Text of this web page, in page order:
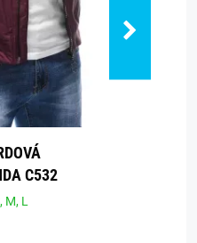
C532
M, L